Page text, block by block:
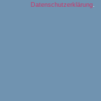
Datenschutzerklärung